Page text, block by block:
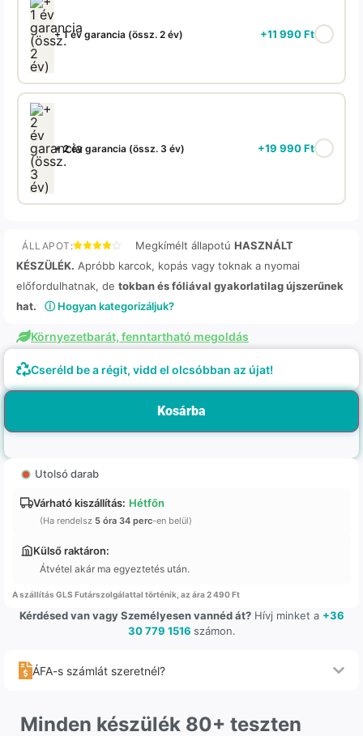
+ 1 év garancia (össz. 2 év) +11 990Ft
+ 2 év garancia (össz. 3 év) +19 990Ft
ÁLLAPOT: Megkímélt állapotú HASZNÁLT
KÉSZÜLÉK. Apróbb karcok, kopás vagy toknak a nyomai
előfordulhatnak, de tokban és fóliával gyakorlatilag újszerűnek
hat.
ⓘ Hogyan kategorizáljuk?
Környezetbarát, fenntartható megoldás
Cseréld be a régit, vidd el olcsóbban az újat!
Kosárba
Utolsó darab
Várható kiszállítás: Hétfőn
(Ha rendelsz 5 óra 34 perc-en belül)
Külső raktáron:
Átvétel akár ma egyeztetés után.
A szállítás GLS Futárszolgálattal történik, az ára 2 490 Ft
Kérdésed van vagy Személyesen vannéd át?Hívj minket a +36
30 779 1516 számon.
ÁFA-s számlát szeretnél?
Minden készülék 80+ teszten